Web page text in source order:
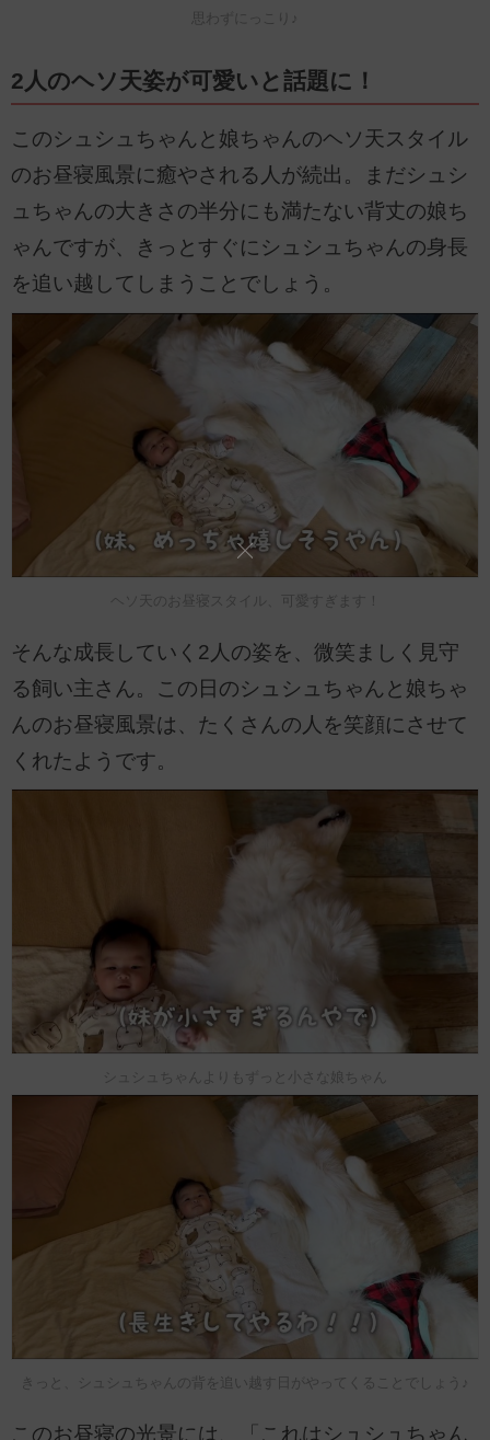
思わずにっこり♪
2人のヘソ天姿が可愛いと話題に！
このシュシュちゃんと娘ちゃんのヘソ天スタイル
のお昼寝風景に癒やされる人が続出。まだシュシ
ュちゃんの大きさの半分にも満たない背丈の娘ち
ゃんですが、きっとすぐにシュシュちゃんの身長
を追い越してしまうことでしょう。
ヘソ天のお昼寝スタイル、可愛すぎます！
そんな成長していく2人の姿を、微笑ましく見守
る飼い主さん。この日のシュシュちゃんと娘ちゃ
んのお昼寝風景は、たくさんの人を笑顔にさせて
くれたようです。
シュシュちゃんよりもずっと小さな娘ちゃん
きっと、シュシュちゃんの背を追い越す日がやってくることでしょう♪
このお昼寝の光景には、「これはシュシュちゃん